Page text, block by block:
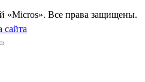
«Micros». Все права защищены.
сайта